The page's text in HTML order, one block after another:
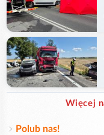
Więcej
Polub nas!